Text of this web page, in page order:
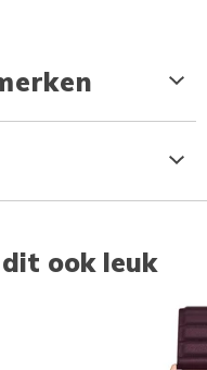
ook leuk